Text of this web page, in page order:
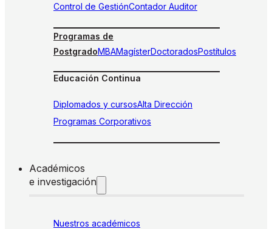
Control de GestiónContador Auditor
Programas de
PostgradoMBAMagísterDoctoradosPostítulos
Educación Continua
Diplomados y cursosAlta Dirección
Programas Corporativos
Académicos
e investigación
Nuestros académicos